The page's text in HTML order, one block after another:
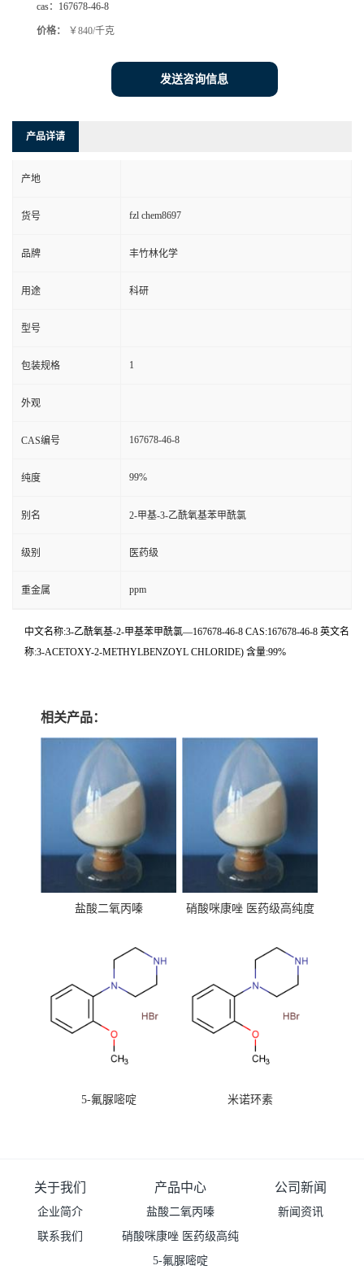
cas： 167678-46-8
价格： ￥840/千克
发送咨询信息
产品详请
产地
货号 fzl chem8697
品牌 丰竹林化学
用途 科研
型号
包装规格 1
外观
CAS编号 167678-46-8
纯度 99%
别名 2-甲基-3-乙酰氧基苯甲酰氯
级别 医药级
重金属 ppm
中文名称:3-乙酰氧基-2-甲基苯甲酰氯—167678-46-8 CAS:167678-46-8 英文名
称:3-ACETOXY-2-METHYLBENZOYL CHLORIDE) 含量:99%
相关产品：
盐酸二氧丙嗪
硝酸咪康唑 医药级高纯度
5-氟脲嘧啶 米诺环素
关于我们
企业简介
联系我们
产品中心
盐酸二氧丙嗪
硝酸咪康唑 医药级高纯
度99%原粉
5-氟脲嘧啶
公司新闻
新闻资讯